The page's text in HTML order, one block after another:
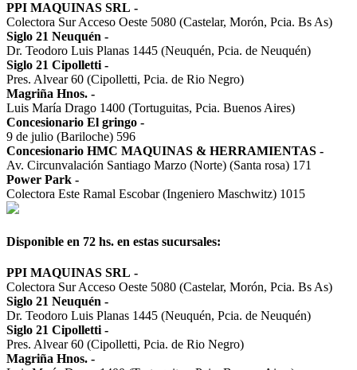
PPI MAQUINAS SRL -
Colectora Sur Acceso Oeste 5080 (Castelar, Morón, Pcia. Bs As)
Siglo 21 Neuquén -
Dr. Teodoro Luis Planas 1445 (Neuquén, Pcia. de Neuquén)
Siglo 21 Cipolletti -
Pres. Alvear 60 (Cipolletti, Pcia. de Rio Negro)
Magriña Hnos. -
Luis María Drago 1400 (Tortuguitas, Pcia. Buenos Aires)
Concesionario El gringo -
9 de julio (Bariloche) 596
Concesionario HMC MAQUINAS & HERRAMIENTAS -
Av. Circunvalación Santiago Marzo (Norte) (Santa rosa) 171
Power Park -
Colectora Este Ramal Escobar (Ingeniero Maschwitz) 1015
Disponible en 72 hs. en estas sucursales:
PPI MAQUINAS SRL -
Colectora Sur Acceso Oeste 5080 (Castelar, Morón, Pcia. Bs As)
Siglo 21 Neuquén -
Dr. Teodoro Luis Planas 1445 (Neuquén, Pcia. de Neuquén)
Siglo 21 Cipolletti -
Pres. Alvear 60 (Cipolletti, Pcia. de Rio Negro)
Magriña Hnos. -